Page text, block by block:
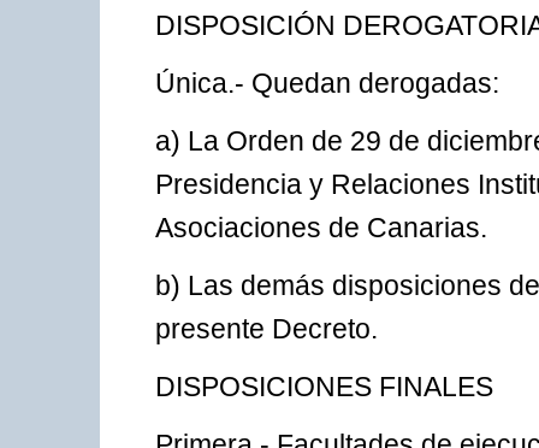
DISPOSICIÓN
Única.- Quedan derogadas:
a) La Orden de 29 de
Presidencia y Relaciones
Asociaciones de Canarias.
b) Las demás disposiciones
presente Decreto.
DISPOSICIONES FINALES